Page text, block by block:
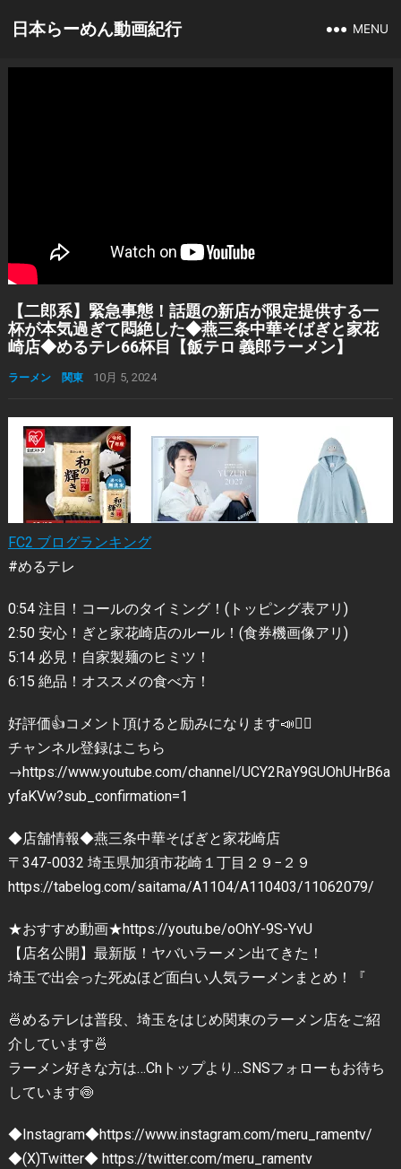
日本らーめん動画紀行 MENU
【二郎系】緊急事態！話題の新店が限定提供する一
杯が本気過ぎて悶絶した◆燕三条中華そばぎと家花
崎店◆めるテレ66杯目【飯テロ 義郎ラーメン】
ラーメン 関東 10月 5, 2024
FC2 ブログランキング
#めるテレ
0:54 注目！コールのタイミング！(トッピング表アリ)
2:50 安心！ぎと家花崎店のルール！(食券機画像アリ)
5:14 必見！自家製麺のヒミツ！
6:15 絶品！オススメの食べ方！
好評価👍コメント頂けると励みになります📣🙋‍♀️
チャンネル登録はこちら
→https://www.youtube.com/channel/UCY2RaY9GUOhUHrB6a
yfaKVw?sub_confirmation=1
◆店舗情報◆燕三条中華そばぎと家花崎店
〒347-0032 埼玉県加須市花崎１丁目２９−２９
https://tabelog.com/saitama/A1104/A110403/11062079/
★おすすめ動画★https://youtu.be/oOhY-9S-YvU
【店名公開】最新版！ヤバいラーメン出てきた！
埼玉で出会った死ぬほど面白い人気ラーメンまとめ！『
🍜めるテレは普段、埼玉をはじめ関東のラーメン店をご紹
介しています🍜
ラーメン好きな方は…Chトップより…SNSフォローもお待ち
しています🍥
◆Instagram◆https://www.instagram.com/meru_ramentv/
◆(X)Twitter◆ https://twitter.com/meru_ramentv